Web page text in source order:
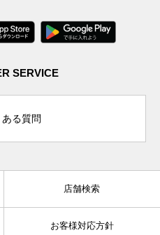
SERVICE
ある質問
店舗検索
お客様対応方針